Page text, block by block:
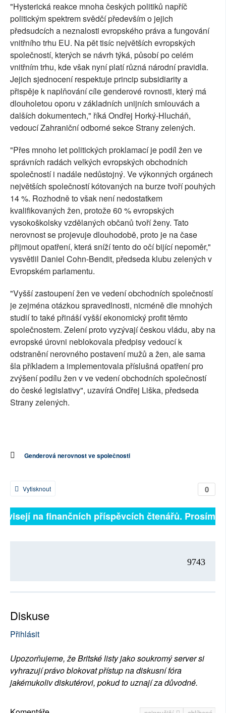
"Hysterická reakce mnoha českých politiků napříč
politickým spektrem svědčí především o jejich
předsudcích a neznalosti evropského práva a fungování
vnitřního trhu EU. Na pět tisíc největších evropských
společností, kterých se návrh týká, působí po celém
vnitřním trhu, kde však nyní platí různá národní pravidla.
Jejich sjednocení respektuje princip subsidiarity a
přispěje k naplňování cíle genderové rovnosti, který má
dlouholetou oporu v základních unijních smlouvách a
dalších dokumentech," říká Ondřej Horký-Hlucháň,
vedoucí Zahraniční odborné sekce Strany zelených.
"Přes mnoho let politických proklamací je podíl žen ve
správních radách velkých evropských obchodních
společností i nadále nedůstojný. Ve výkonných orgánech
největších společností kótovaných na burze tvoří pouhých
14 %. Rozhodně to však není nedostatkem
kvalifikovaných žen, protože 60 % evropských
vysokoškolsky vzdělaných občanů tvoří ženy. Tato
nerovnost se projevuje dlouhodobě, proto je na čase
přijmout opatření, která sníží tento do očí bijící nepoměr,"
vysvětlil Daniel Cohn-Bendit, předseda klubu zelených v
Evropském parlamentu.
"Vyšší zastoupení žen ve vedení obchodních společností
je zejména otázkou spravedlnosti, nicméně dle mnohých
studií to také přináší vyšší ekonomický profit těmto
společnostem. Zelení proto vyzývají českou vládu, aby na
evropské úrovni neblokovala předpisy vedoucí k
odstranění nerovného postavení mužů a žen, ale sama
šla příkladem a implementovala příslušná opatření pro
zvýšení podílu žen v ve vedení obchodních společností
do české legislativy", uzavírá Ondřej Liška, předseda
Strany zelených.
Genderová nerovnost ve společnosti
0
Vytisknout
na finančních příspěvcích čtenářů. Prosíme,
9743
Diskuse
Přihlásit
Upozorňujeme, že Britské listy jako soukromý server si
vyhrazují právo blokovat přístup na diskusní fóra
jakémukoliv diskutérovi, pokud to uznají za důvodné.